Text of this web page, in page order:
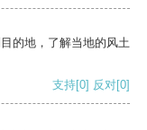
的地，了解当地的风土
支持[0] 反对[0]